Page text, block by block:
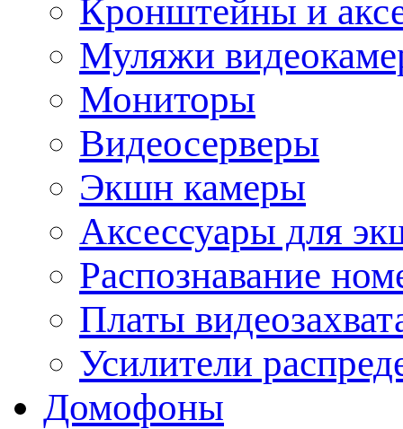
Кронштейны и
Муляжи
Мониторы
Видеосерверы
Экшн камеры
Аксессуары для
Распознавание
Платы
Усилители
Домофоны